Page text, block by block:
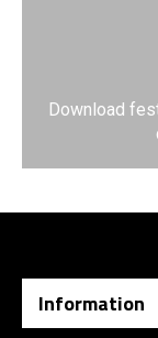
Download
Information